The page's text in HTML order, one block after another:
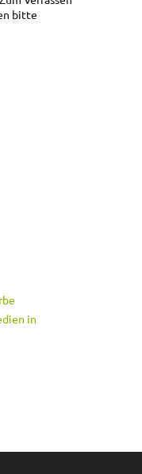
bitte
in